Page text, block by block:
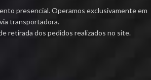
presencial. Operamos exclusivamente em
transportadora.
retirada dos pedidos realizados no site.